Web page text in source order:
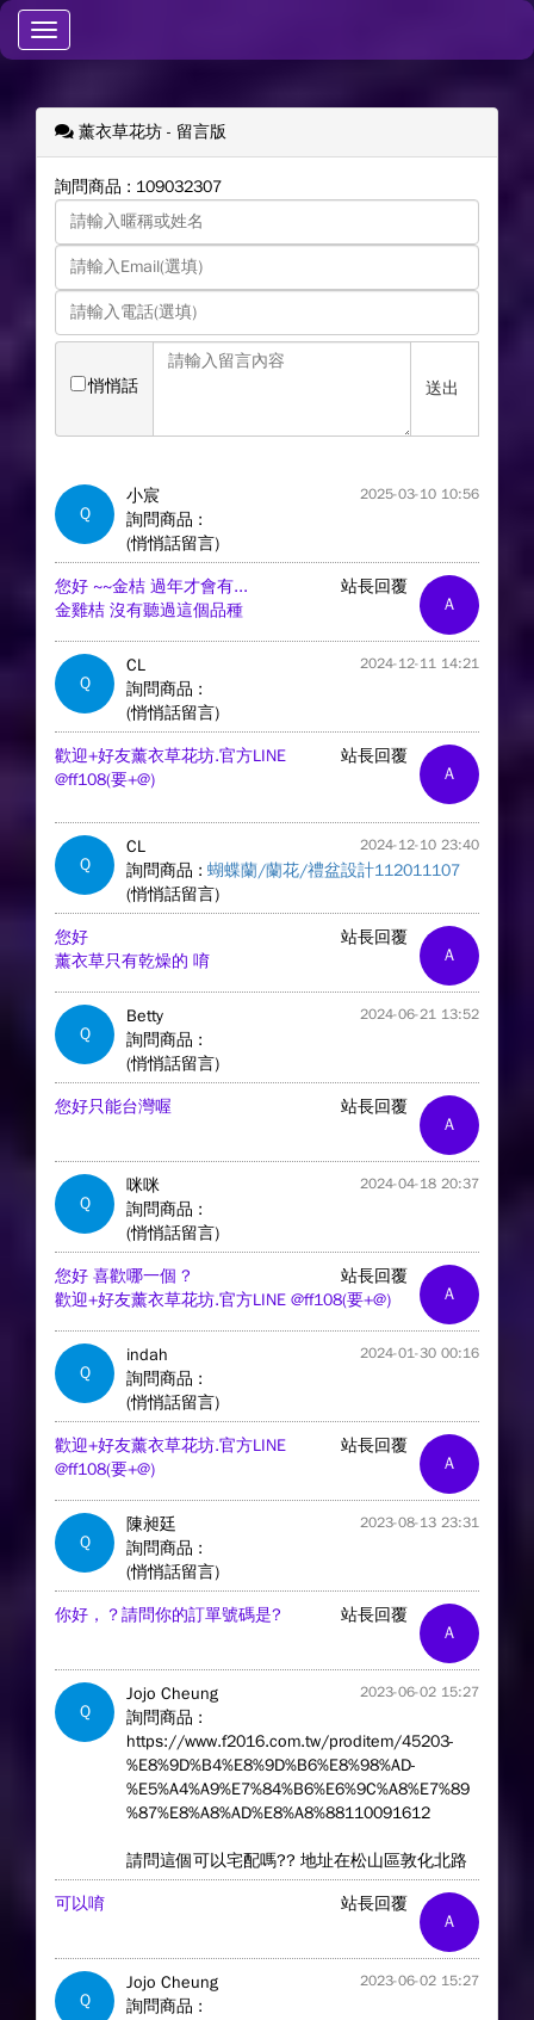
Toggle
navigation
薰衣草花坊 - 留言版
詢問商品 : 109032307
悄悄話 送出
Q
小宸 2025-03-10 10:56
詢問商品 :
(悄悄話留言)
A
站長回覆
您好 ~~金桔 過年才會有...
金雞桔 沒有聽過這個品種
Q
CL 2024-12-11 14:21
詢問商品 :
(悄悄話留言)
A
站長回覆
歡迎+好友薰衣草花坊.官方LINE
@ff108(要+@)
Q
CL 2024-12-10 23:40
詢問商品 : 蝴蝶蘭/蘭花/禮盆設計112011107
(悄悄話留言)
A
站長回覆
您好
薰衣草只有乾燥的 唷
Q
Betty 2024-06-21 13:52
詢問商品 :
(悄悄話留言)
A
站長回覆
您好只能台灣喔
Q
咪咪 2024-04-18 20:37
詢問商品 :
(悄悄話留言)
A
站長回覆
您好 喜歡哪一個 ?
歡迎+好友薰衣草花坊.官方LINE @ff108(要+@)
Q
indah 2024-01-30 00:16
詢問商品 :
(悄悄話留言)
A
站長回覆
歡迎+好友薰衣草花坊.官方LINE
@ff108(要+@)
Q
陳昶廷 2023-08-13 23:31
詢問商品 :
(悄悄話留言)
A
站長回覆
你好，？請問你的訂單號碼是?
Q
Jojo Cheung 2023-06-02 15:27
詢問商品 :
https://www.f2016.com.tw/proditem/45203-
%E8%9D%B4%E8%9D%B6%E8%98%AD-
%E5%A4%A9%E7%84%B6%E6%9C%A8%E7%89
%87%E8%A8%AD%E8%A8%88110091612
請問這個可以宅配嗎?? 地址在松山區敦化北路
A
站長回覆
可以唷
Q
Jojo Cheung 2023-06-02 15:27
詢問商品 :